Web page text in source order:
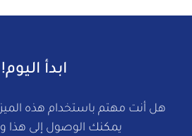
ابدأ اليوم!
يمكنك الوصول إلى هذا